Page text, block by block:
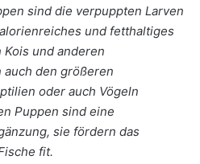
sind die verpuppten Larven
und fetthaltiges
und anderen
den größeren
oder auch Vögeln
Puppen sind eine
sie fördern das
fit.